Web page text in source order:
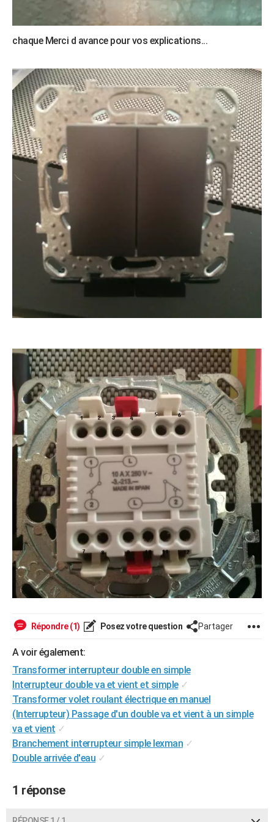
chaque Merci d avance pour vos explications...
Répondre (1) Posez votre question Partager
A voir également:
Transformer interrupteur double en simple
Interrupteur double va et vient et simple ✓
Transformer volet roulant électrique en manuel
(Interrupteur) Passage d'un double va et vient à un simple
va et vient ✓
Branchement interrupteur simple lexman ✓
Double arrivée d'eau ✓
1 réponse